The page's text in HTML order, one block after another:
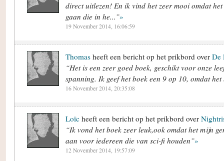
direct uitlezen! En ik vind het zeer mooi omdat
gaan die in he...”»
19 November 2014, 16:06:59
Thomas heeft een bericht op het prikbord over De
“Het is een zeer goed boek, geschikt voor onze
spanning. Ik geef het boek een 9 op 10, omdat
16 November 2014, 20:35:08
Loïc heeft een bericht op het prikbord over
“Ik vond het boek zeer leuk,ook omdat het mijn
aan voor iedereen die van sci-fi houden”»
12 November 2014, 19:57:09